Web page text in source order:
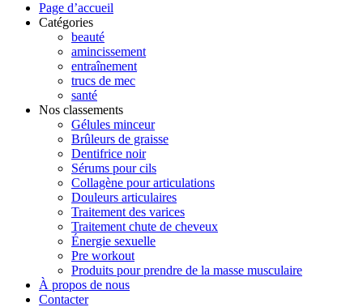
Page d’accueil
Catégories
beauté
amincissement
entraînement
trucs de mec
santé
Nos classements
Gélules minceur
Brûleurs de graisse
Dentifrice noir
Sérums pour cils
Collagène pour articulations
Douleurs articulaires
Traitement des varices
Traitement chute de cheveux
Énergie sexuelle
Pre workout
Produits pour prendre de la masse musculaire
À propos de nous
Contacter